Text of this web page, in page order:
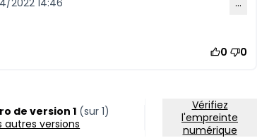
2022 14:46 …
0 0
de version 1 (sur 1)
autres versions
Vérifiez
l'empreinte
numérique